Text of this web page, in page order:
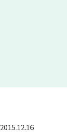
2015.12.16